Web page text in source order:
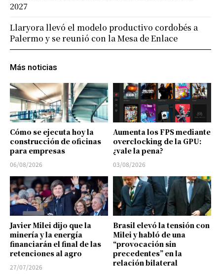
Más noticias
Cómo se ejecuta hoy la
construcción de oficinas
para empresas
06/08/2026
Aumenta los FPS mediante
overclocking de la GPU:
¿vale la pena?
03/08/2026
Javier Milei dijo que la
minería y la energía
financiarán el final de las
retenciones al agro
27/07/2026
Brasil elevó la tensión con
Milei y habló de una
“provocación sin
precedentes” en la
relación bilateral
2027
Llaryora llevó el modelo productivo cordobés a
Palermo y se reunió con la Mesa de Enlace